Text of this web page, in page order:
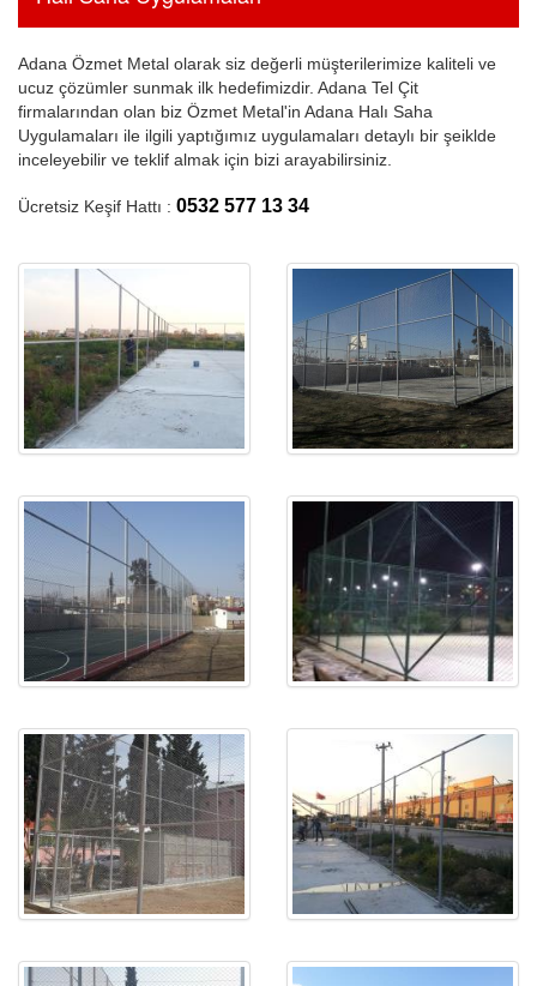
Adana Özmet Metal olarak siz değerli müşterilerimize kaliteli ve
ucuz çözümler sunmak ilk hedefimizdir. Adana Tel Çit
firmalarından olan biz Özmet Metal'in Adana Halı Saha
Uygulamaları ile ilgili yaptığımız uygulamaları detaylı bir şeiklde
inceleyebilir ve teklif almak için bizi arayabilirsiniz.
Ücretsiz Keşif Hattı : 0532 577 13 34